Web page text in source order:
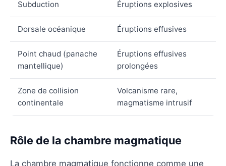
Subduction Éruptions explosives
Dorsale océanique Éruptions effusives
Point chaud (panache
mantellique)
Éruptions effusives
prolongées
Zone de collision
continentale
Volcanisme rare,
magmatisme intrusif
Rôle de la chambre magmatique
La chambre magmatique fonctionne comme une